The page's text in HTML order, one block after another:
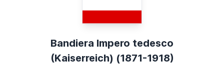
Bandiera Impero tedesco
(Kaiserreich) (1871-1918)